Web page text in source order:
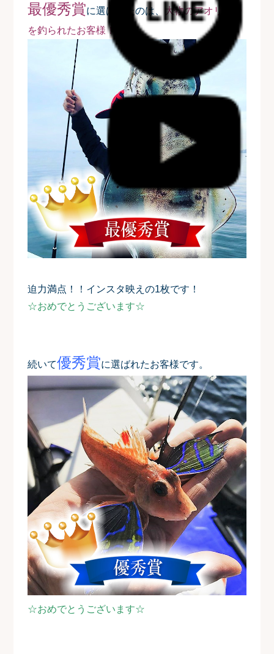
最優秀賞に選ばれたのは、
大物のアオリイカ
を釣られたお客様！！
迫力満点！！インスタ映えの1枚です！
☆おめでとうございます☆
続いて優秀賞に選ばれたお客様です。
☆おめでとうございます☆